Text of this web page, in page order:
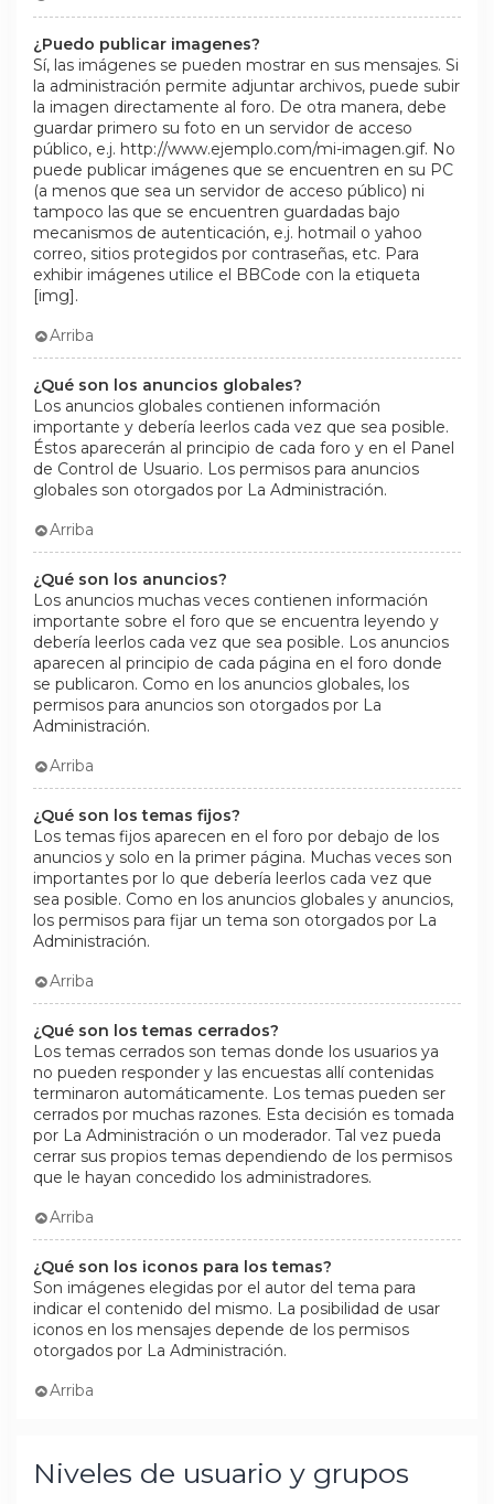
¿Puedo publicar imagenes?
Sí, las imágenes se pueden mostrar en sus mensajes. Si
la administración permite adjuntar archivos, puede subir
la imagen directamente al foro. De otra manera, debe
guardar primero su foto en un servidor de acceso
público, e.j. http://www.ejemplo.com/mi-imagen.gif. No
puede publicar imágenes que se encuentren en su PC
(a menos que sea un servidor de acceso público) ni
tampoco las que se encuentren guardadas bajo
mecanismos de autenticación, e.j. hotmail o yahoo
correo, sitios protegidos por contraseñas, etc. Para
exhibir imágenes utilice el BBCode con la etiqueta
[img].
Arriba
¿Qué son los anuncios globales?
Los anuncios globales contienen información
importante y debería leerlos cada vez que sea posible.
Éstos aparecerán al principio de cada foro y en el Panel
de Control de Usuario. Los permisos para anuncios
globales son otorgados por La Administración.
Arriba
¿Qué son los anuncios?
Los anuncios muchas veces contienen información
importante sobre el foro que se encuentra leyendo y
debería leerlos cada vez que sea posible. Los anuncios
aparecen al principio de cada página en el foro donde
se publicaron. Como en los anuncios globales, los
permisos para anuncios son otorgados por La
Administración.
Arriba
¿Qué son los temas fijos?
Los temas fijos aparecen en el foro por debajo de los
anuncios y solo en la primer página. Muchas veces son
importantes por lo que debería leerlos cada vez que
sea posible. Como en los anuncios globales y anuncios,
los permisos para fijar un tema son otorgados por La
Administración.
Arriba
¿Qué son los temas cerrados?
Los temas cerrados son temas donde los usuarios ya
no pueden responder y las encuestas allí contenidas
terminaron automáticamente. Los temas pueden ser
cerrados por muchas razones. Esta decisión es tomada
por La Administración o un moderador. Tal vez pueda
cerrar sus propios temas dependiendo de los permisos
que le hayan concedido los administradores.
Arriba
¿Qué son los iconos para los temas?
Son imágenes elegidas por el autor del tema para
indicar el contenido del mismo. La posibilidad de usar
iconos en los mensajes depende de los permisos
otorgados por La Administración.
Arriba
Niveles de usuario y grupos